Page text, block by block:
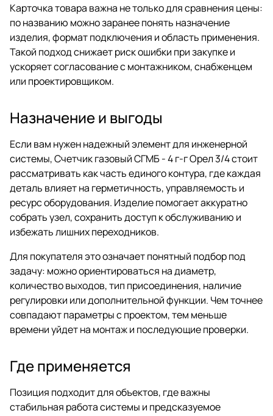
Карточка товара важна не только для сравнения цены:
по названию можно заранее понять назначение
изделия, формат подключения и область применения.
Такой подход снижает риск ошибки при закупке и
ускоряет согласование с монтажником, снабженцем
или проектировщиком.
Назначение и выгоды
Если вам нужен надежный элемент для инженерной
системы, Счетчик газовый СГМБ - 4 г-г Орел 3/4 стоит
рассматривать как часть единого контура, где каждая
деталь влияет на герметичность, управляемость и
ресурс оборудования. Изделие помогает аккуратно
собрать узел, сохранить доступ к обслуживанию и
избежать лишних переходников.
Для покупателя это означает понятный подбор под
задачу: можно ориентироваться на диаметр,
количество выходов, тип присоединения, наличие
регулировки или дополнительной функции. Чем точнее
совпадают параметры с проектом, тем меньше
времени уйдет на монтаж и последующие проверки.
Где применяется
Позиция подходит для объектов, где важны
стабильная работа системы и предсказуемое